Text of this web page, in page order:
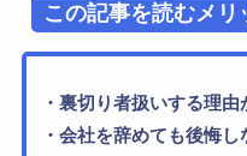
この記事を読むメリ
・裏切り者扱いする理
・会社を辞めても後悔